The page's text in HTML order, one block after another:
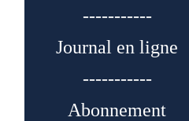
-----------
Journal en ligne
-----------
Abonnement